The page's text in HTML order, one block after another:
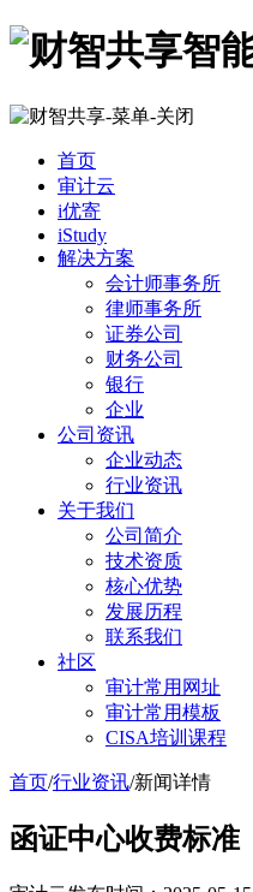
首页
审计云
i优寄
iStudy
解决方案
会计师事务所
律师事务所
证券公司
财务公司
银行
企业
公司资讯
企业动态
行业资讯
关于我们
公司简介
技术资质
核心优势
发展历程
联系我们
社区
审计常用网址
审计常用模板
CISA培训课程
首页/行业资讯/新闻详情
函证中心收费标准